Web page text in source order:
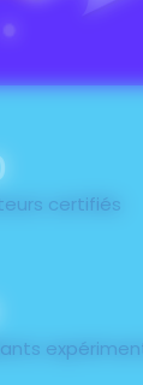
certifiés